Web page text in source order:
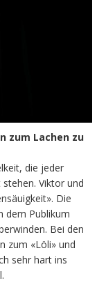
zum Lachen zu
die jeder
Viktor und
Die
dem Publikum
Bei den
zum «Löli» und
sehr hart ins